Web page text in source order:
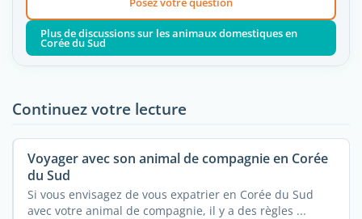
Plus de discussions sur les animaux domestiques en
Corée du Sud
Continuez votre lecture
Voyager avec son animal de compagnie en Corée
du Sud
Si vous envisagez de vous expatrier en Corée du Sud
avec votre animal de compagnie, il y a des règles ...